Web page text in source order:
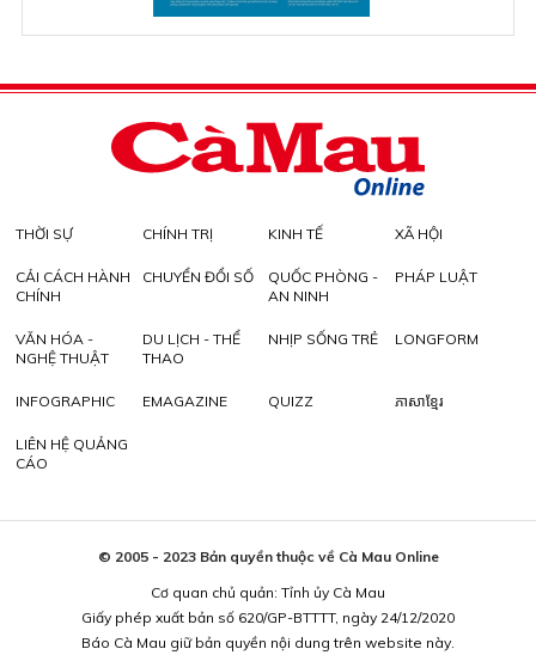
THỜI SỰ CHÍNH TRỊ KINH TẾ XÃ HỘI
CẢI CÁCH HÀNH
CHÍNH
CHUYỂN ĐỔI SỐ
QUỐC PHÒNG -
AN NINH
PHÁP LUẬT
VĂN HÓA -
NGHỆ THUẬT
DU LỊCH - THỂ
THAO
NHỊP SỐNG TRẺ LONGFORM
INFOGRAPHIC EMAGAZINE QUIZZ ភាសាខ្មែរ
LIÊN HỆ QUẢNG
CÁO
© 2005 - 2023 Bản quyền thuộc về Cà Mau Online
Cơ quan chủ quản: Tỉnh ủy Cà Mau
Giấy phép xuất bản số 620/GP-BTTTT, ngày 24/12/2020
Báo Cà Mau giữ bản quyền nội dung trên website này.